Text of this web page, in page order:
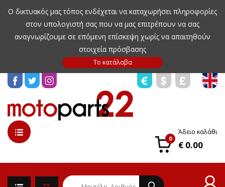
Ο δικτυακός μας τόπος ενδέχεται να καταχωρήσει πληροφορίες
στον υπολογιστή σας που να μας επιτρέπουν να σας
αναγνωρίζουμε σε επόμενη επίσκεψη χωρίς να απαιτηθούν
στοιχεία πρόσβασης
0
Άδειο καλάθι
€ 0.00